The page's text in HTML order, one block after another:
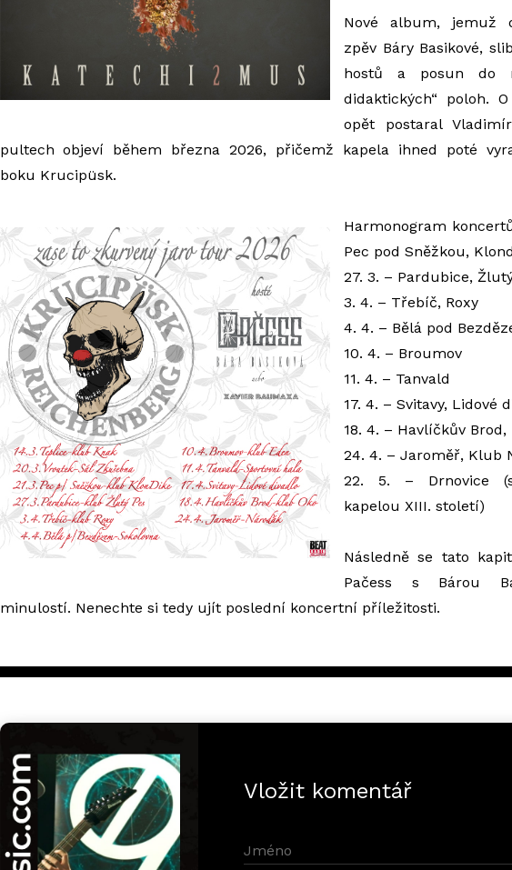
Nové album, jemuž
zpěv Báry Basikové,
hostů a posun do
didaktických“ poloh.
opět postaral
pultech objeví během března 2026, přičemž kapela ihned poté
boku Krucipüsk.
Harmonogram
Pec pod Sněžkou,
27. 3. – Pardubice,
3. 4. – Třebíč, Roxy
4. 4. – Bělá pod
10. 4. – Broumov
11. 4. – Tanvald
17. 4. – Svitavy, Lidové
18. 4. – Havlíčkův Brod,
24. 4. – Jaroměř, Klub
22. 5. – Drnovice
kapelou XIII. století)
Následně se tato
Pačess s Bárou
minulostí. Nenechte si tedy ujít poslední koncertní příležitosti.
Vložit komentář